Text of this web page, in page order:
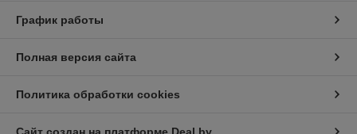
График работы
Полная версия сайта
Политика обработки cookies